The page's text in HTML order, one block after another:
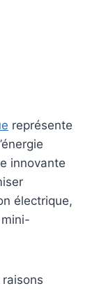
représente
innovante
électrique,